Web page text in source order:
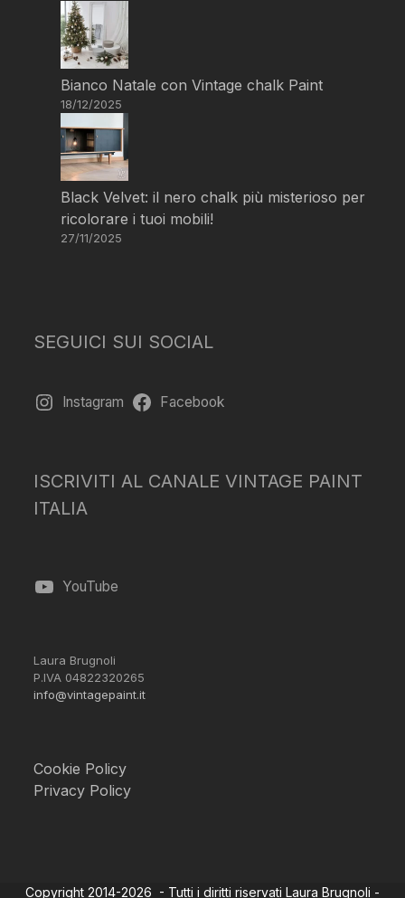
Bianco Natale con Vintage chalk Paint
18/12/2025
Black Velvet: il nero chalk più misterioso per
ricolorare i tuoi mobili!
27/11/2025
SEGUICI SUI SOCIAL
Instagram Facebook
ISCRIVITI AL CANALE VINTAGE PAINT
ITALIA
YouTube
Laura Brugnoli
P.IVA 04822320265
info@vintagepaint.it
Cookie Policy
Privacy Policy
Copyright 2014-2026 - Tutti i diritti riservati Laura Brugnoli -